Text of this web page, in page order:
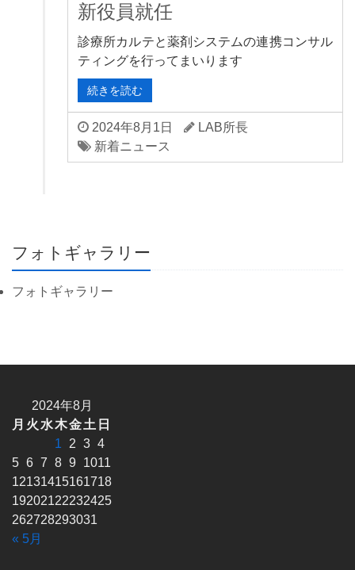
新役員就任
診療所カルテと薬剤システムの連携コンサル
ティングを行ってまいります
続きを読む
2024年8月1日
LAB所長
新着ニュース
フォトギャラリー
フォトギャラリー
2024年8月
月 火 水木金土 日
1
2 3 4
5 6 7 8 9 1011
12131415161718
19202122232425
262728293031
« 5月